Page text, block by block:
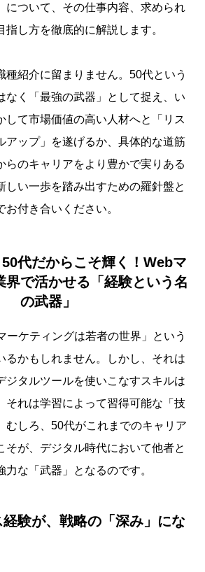
について、その仕事内容、求められ
指し方を徹底的に解説します。
種紹介に留まりません。50代という
なく「最強の武器」として捉え、い
して市場価値の高い人材へと「リス
アップ」を遂げるか、具体的な道筋
らのキャリアをより豊かで実りある
しい一歩を踏み出すための羅針盤と
お付き合いください。
代だからこそ輝く！Webマ
界で活かせる「経験という名
の武器」
ーケティングは若者の世界」という
るかもしれません。しかし、それは
ジタルツールを使いこなすスキルは
それは学習によって習得可能な「技
むしろ、50代がこれまでのキャリア
そが、デジタル時代において他者と
力な「武器」となるのです。
験が、戦略の「深み」にな